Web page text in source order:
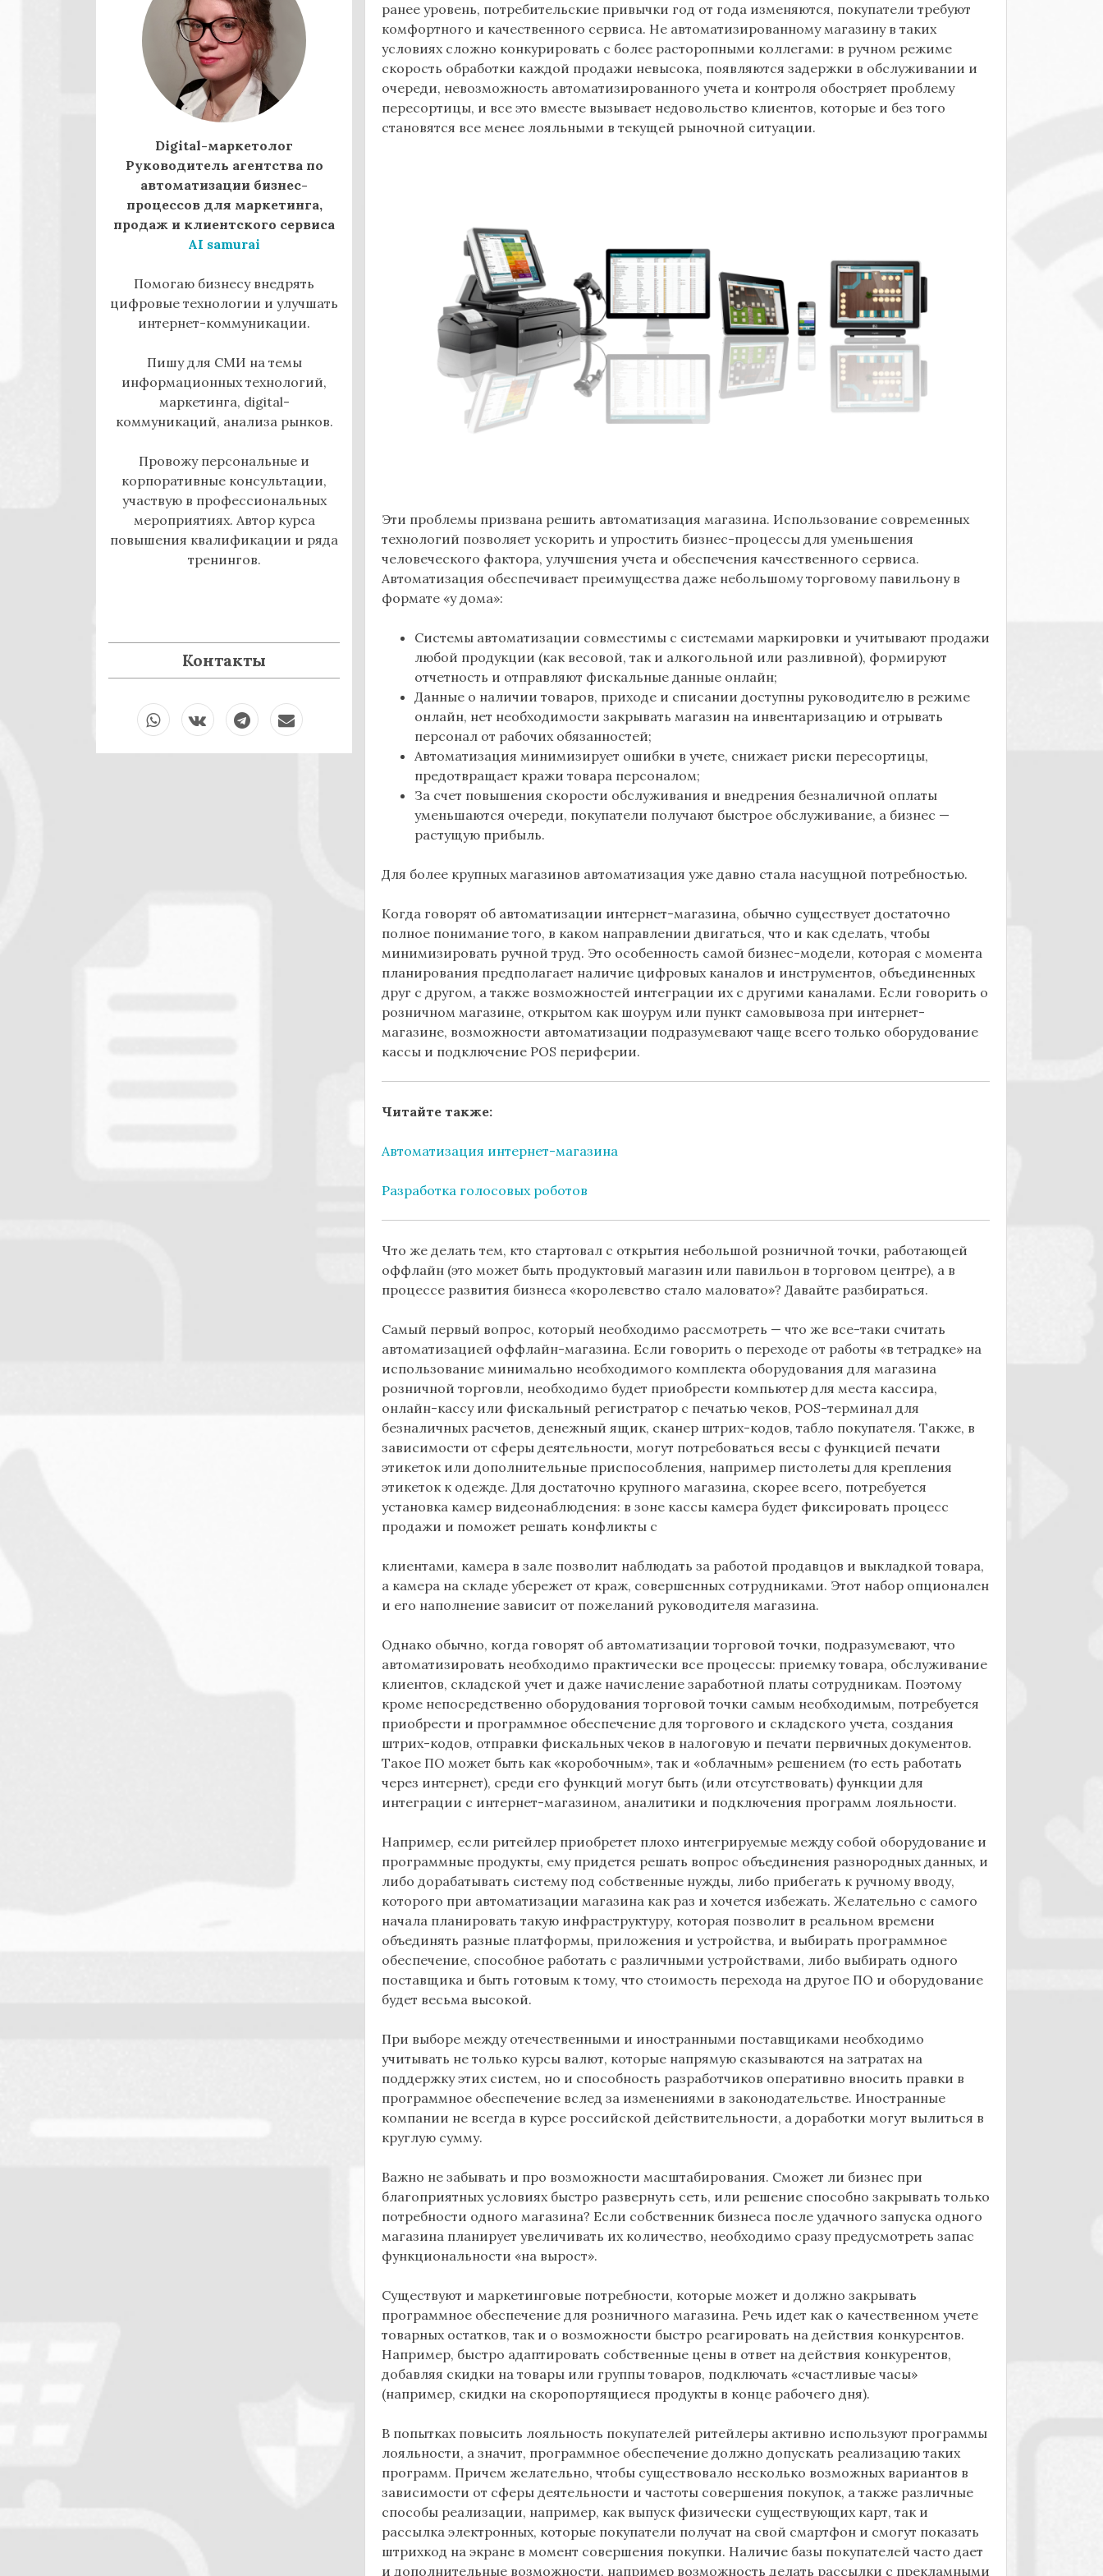
ранее уровень, потребительские привычки год от года изменяются, покупатели требуют
комфортного и качественного сервиса. Не автоматизированному магазину в таких
условиях сложно конкурировать с более расторопными коллегами: в ручном режиме
скорость обработки каждой продажи невысока, появляются задержки в обслуживании и
очереди, невозможность автоматизированного учета и контроля обостряет проблему
пересортицы, и все это вместе вызывает недовольство клиентов, которые и без того
становятся все менее лояльными в текущей рыночной ситуации.
Эти проблемы призвана решить автоматизация магазина. Использование современных
технологий позволяет ускорить и упростить бизнес-процессы для уменьшения
человеческого фактора, улучшения учета и обеспечения качественного сервиса.
Автоматизация обеспечивает преимущества даже небольшому торговому павильону в
формате «у дома»:
Системы автоматизации совместимы с системами маркировки и учитывают продажи
любой продукции (как весовой, так и алкогольной или разливной), формируют
отчетность и отправляют фискальные данные онлайн;
Данные о наличии товаров, приходе и списании доступны руководителю в режиме
онлайн, нет необходимости закрывать магазин на инвентаризацию и отрывать
персонал от рабочих обязанностей;
Автоматизация минимизирует ошибки в учете, снижает риски пересортицы,
предотвращает кражи товара персоналом;
За счет повышения скорости обслуживания и внедрения безналичной оплаты
уменьшаются очереди, покупатели получают быстрое обслуживание, а бизнес —
растущую прибыль.
Для более крупных магазинов автоматизация уже давно стала насущной потребностью.
Когда говорят об автоматизации интернет-магазина, обычно существует достаточно
полное понимание того, в каком направлении двигаться, что и как сделать, чтобы
минимизировать ручной труд. Это особенность самой бизнес-модели, которая с момента
планирования предполагает наличие цифровых каналов и инструментов, объединенных
друг с другом, а также возможностей интеграции их с другими каналами. Если говорить о
розничном магазине, открытом как шоурум или пункт самовывоза при интернет-
магазине, возможности автоматизации подразумевают чаще всего только оборудование
кассы и подключение POS периферии.
Читайте также:
Автоматизация интернет-магазина
Разработка голосовых роботов
Что же делать тем, кто стартовал с открытия небольшой розничной точки, работающей
оффлайн (это может быть продуктовый магазин или павильон в торговом центре), а в
процессе развития бизнеса «королевство стало маловато»? Давайте разбираться.
Самый первый вопрос, который необходимо рассмотреть — что же все-таки считать
автоматизацией оффлайн-магазина. Если говорить о переходе от работы «в тетрадке» на
использование минимально необходимого комплекта оборудования для магазина
розничной торговли, необходимо будет приобрести компьютер для места кассира,
онлайн-кассу или фискальный регистратор с печатью чеков, POS-терминал для
безналичных расчетов, денежный ящик, сканер штрих-кодов, табло покупателя. Также, в
зависимости от сферы деятельности, могут потребоваться весы с функцией печати
этикеток или дополнительные приспособления, например пистолеты для крепления
этикеток к одежде. Для достаточно крупного магазина, скорее всего, потребуется
установка камер видеонаблюдения: в зоне кассы камера будет фиксировать процесс
продажи и поможет решать конфликты с
клиентами, камера в зале позволит наблюдать за работой продавцов и выкладкой товара,
а камера на складе убережет от краж, совершенных сотрудниками. Этот набор опционален
и его наполнение зависит от пожеланий руководителя магазина.
Однако обычно, когда говорят об автоматизации торговой точки, подразумевают, что
автоматизировать необходимо практически все процессы: приемку товара, обслуживание
клиентов, складской учет и даже начисление заработной платы сотрудникам. Поэтому
кроме непосредственно оборудования торговой точки самым необходимым, потребуется
приобрести и программное обеспечение для торгового и складского учета, создания
штрих-кодов, отправки фискальных чеков в налоговую и печати первичных документов.
Такое ПО может быть как «коробочным», так и «облачным» решением (то есть работать
через интернет), среди его функций могут быть (или отсутствовать) функции для
интеграции с интернет-магазином, аналитики и подключения программ лояльности.
Например, если ритейлер приобретет плохо интегрируемые между собой оборудование и
программные продукты, ему придется решать вопрос объединения разнородных данных, и
либо дорабатывать систему под собственные нужды, либо прибегать к ручному вводу,
которого при автоматизации магазина как раз и хочется избежать. Желательно с самого
начала планировать такую инфраструктуру, которая позволит в реальном времени
объединять разные платформы, приложения и устройства, и выбирать программное
обеспечение, способное работать с различными устройствами, либо выбирать одного
поставщика и быть готовым к тому, что стоимость перехода на другое ПО и оборудование
будет весьма высокой.
При выборе между отечественными и иностранными поставщиками необходимо
учитывать не только курсы валют, которые напрямую сказываются на затратах на
поддержку этих систем, но и способность разработчиков оперативно вносить правки в
программное обеспечение вслед за изменениями в законодательстве. Иностранные
компании не всегда в курсе российской действительности, а доработки могут вылиться в
круглую сумму.
Важно не забывать и про возможности масштабирования. Сможет ли бизнес при
благоприятных условиях быстро развернуть сеть, или решение способно закрывать только
потребности одного магазина? Если собственник бизнеса после удачного запуска одного
магазина планирует увеличивать их количество, необходимо сразу предусмотреть запас
функциональности «на вырост».
Существуют и маркетинговые потребности, которые может и должно закрывать
программное обеспечение для розничного магазина. Речь идет как о качественном учете
товарных остатков, так и о возможности быстро реагировать на действия конкурентов.
Например, быстро адаптировать собственные цены в ответ на действия конкурентов,
добавляя скидки на товары или группы товаров, подключать «счастливые часы»
(например, скидки на скоропортящиеся продукты в конце рабочего дня).
В попытках повысить лояльность покупателей ритейлеры активно используют программы
лояльности, а значит, программное обеспечение должно допускать реализацию таких
программ. Причем желательно, чтобы существовало несколько возможных вариантов в
зависимости от сферы деятельности и частоты совершения покупок, а также различные
способы реализации, например, как выпуск физически существующих карт, так и
рассылка электронных, которые покупатели получат на свой смартфон и смогут показать
штрихкод на экране в момент совершения покупки. Наличие базы покупателей часто дает
и дополнительные возможности, например возможность делать рассылки с прекламными
Digital-маркетолог
Руководитель агентства по
автоматизации бизнес-
процессов для маркетинга,
продаж и клиентского сервиса
AI samurai
Помогаю бизнесу внедрять
цифровые технологии и улучшать
интернет-коммуникации.
Пишу для СМИ на темы
информационных технологий,
маркетинга, digital-
коммуникаций, анализа рынков.
Провожу персональные и
корпоративные консультации,
участвую в профессиональных
мероприятиях. Автор курса
повышения квалификации и ряда
тренингов.
Контакты